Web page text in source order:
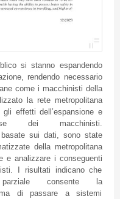
si stanno espandendo
rendendo necessario
come i macchinisti della
la rete metropolitana
effetti dell’espansione e
dei macchinisti.
basate sui dati, sono state
della metropolitana
e analizzare i conseguenti
I risultati indicano che
consente la
di passare a sistemi